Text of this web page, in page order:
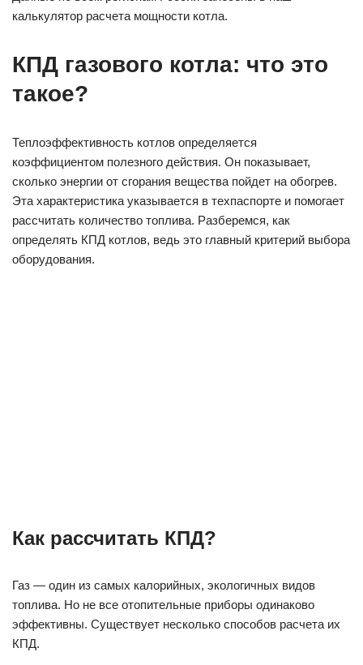
калькулятор расчета мощности котла.
КПД газового котла: что это
такое?
Теплоэффективность котлов определяется
коэффициентом полезного действия. Он показывает,
сколько энергии от сгорания вещества пойдет на обогрев.
Эта характеристика указывается в техпаспорте и помогает
рассчитать количество топлива. Разберемся, как
определять КПД котлов, ведь это главный критерий выбора
оборудования.
Как рассчитать КПД?
Газ — один из самых калорийных, экологичных видов
топлива. Но не все отопительные приборы одинаково
эффективны. Существует несколько способов расчета их
КПД.